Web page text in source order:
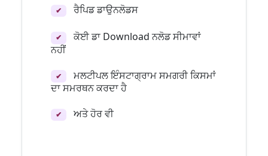
✔ ਰੈਪਿਡ ਡਾਉਨਲੋਡਸ
✔
ਕੋਈ ਡਾ Download ਨਲੋਡ ਸੀਮਾਵਾਂ
ਨਹੀਂ
✔
ਮਲਟੀਪਲ ਇੰਸਟਾਗ੍ਰਾਮ ਸਮਗਰੀ ਕਿਸਮਾਂ
ਦਾ ਸਮਰਥਨ ਕਰਦਾ ਹੈ
✔ ਅਤੇ ਹੋਰ ਵੀ